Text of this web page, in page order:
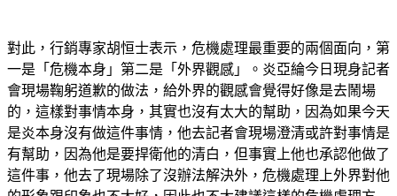
一是「危機本身」第二是「外界觀感」。炎亞綸今日現身記者
會現場鞠躬道歉的做法，給外界的觀感會覺得好像是去鬧場
的，這樣對事情本身，其實也沒有太大的幫助，因為如果今天
是炎本身沒有做這件事情，他去記者會現場澄清或許對事情是
有幫助，因為他是要捍衛他的清白，但事實上他也承認他做了
這件事，他去了現場除了沒辦法解決外，危機處理上外界對他
的形象跟印象也不太好，因此也不太建議這樣的危機處理方